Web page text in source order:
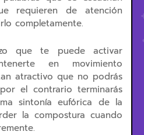
requieren de atención
completamente.
que te puede activar
en movimiento
atractivo que no podrás
el contrario terminarás
sintonía eufórica de la
la compostura cuando